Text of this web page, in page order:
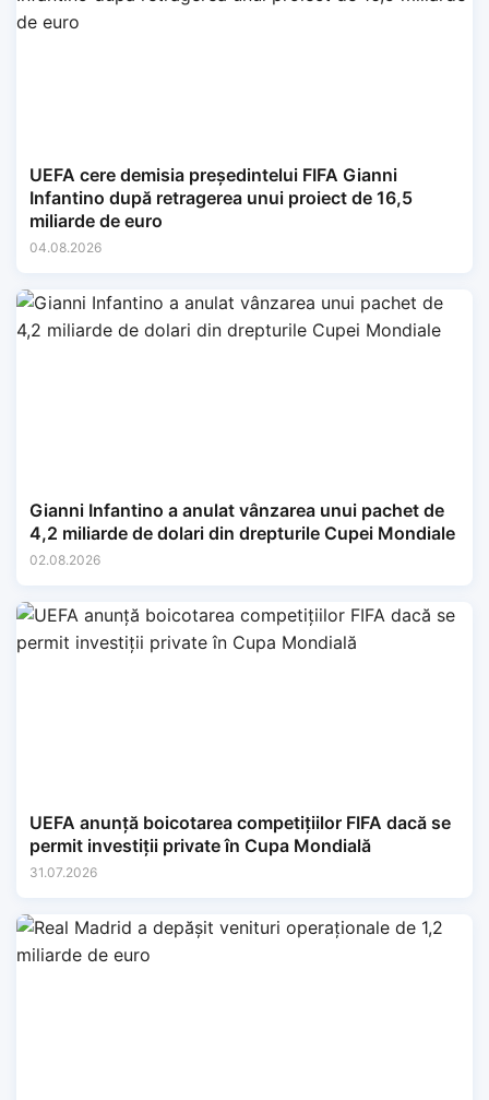
UEFA cere demisia președintelui FIFA Gianni
Infantino după retragerea unui proiect de 16,5
miliarde de euro
04.08.2026
Gianni Infantino a anulat vânzarea unui pachet de
4,2 miliarde de dolari din drepturile Cupei Mondiale
02.08.2026
UEFA anunță boicotarea competițiilor FIFA dacă se
permit investiții private în Cupa Mondială
31.07.2026